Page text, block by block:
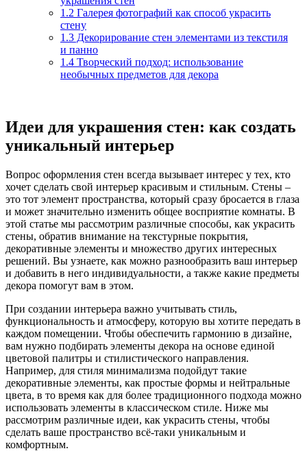
1.2 Галерея фотографий как способ украсить
стену
1.3 Декорирование стен элементами из текстиля
и панно
1.4 Творческий подход: использование
необычных предметов для декора
Идеи для украшения стен: как создать
уникальный интерьер
Вопрос оформления стен всегда вызывает интерес у тех, кто
хочет сделать свой интерьер красивым и стильным. Стены –
это тот элемент пространства, который сразу бросается в глаза
и может значительно изменить общее восприятие комнаты. В
этой статье мы рассмотрим различные способы, как украсить
стены, обратив внимание на текстурные покрытия,
декоративные элементы и множество других интересных
решений. Вы узнаете, как можно разнообразить ваш интерьер
и добавить в него индивидуальности, а также какие предметы
декора помогут вам в этом.
При создании интерьера важно учитывать стиль,
функциональность и атмосферу, которую вы хотите передать в
каждом помещении. Чтобы обеспечить гармонию в дизайне,
вам нужно подбирать элементы декора на основе единой
цветовой палитры и стилистического направления.
Например, для стиля минимализма подойдут такие
декоративные элементы, как простые формы и нейтральные
цвета, в то время как для более традиционного подхода можно
использовать элементы в классическом стиле. Ниже мы
рассмотрим различные идеи, как украсить стены, чтобы
сделать ваше пространство всё-таки уникальным и
комфортным.